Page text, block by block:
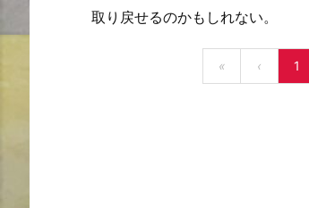
取り戻せるのかもしれない。
« ‹ 1